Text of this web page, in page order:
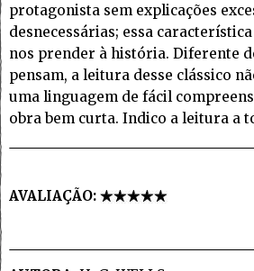
protagonista sem explicações
desnecessárias; essa
nos prender à história. Diferente
pensam, a leitura desse clássico
uma linguagem de fácil
obra bem curta. Indico a leitura a
AVALIAÇÃO: